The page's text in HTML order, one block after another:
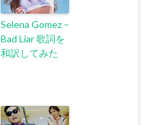
Selena Gomez –
Bad Liar 歌詞を
和訳してみた